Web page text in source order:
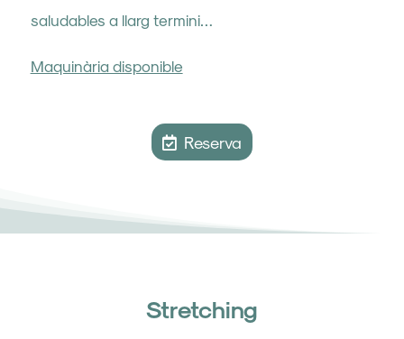
saludables a llarg termini…
Maquinària disponible
Reserva
Stretching